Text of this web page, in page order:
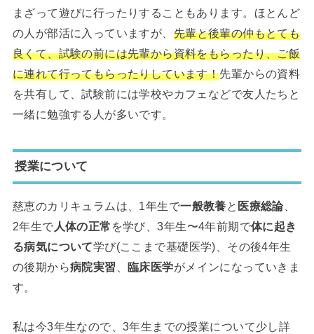
まざって遊びに行ったりすることもあります。ほとんど
の人が部活に入っていますが、 先輩と後輩の仲もとても
良くて、試験の前には先輩から資料をもらったり、ご飯
に連れて行ってもらったりしています！先輩からの資料
を共有して、試験前には学校やカフェなどで友人たちと
一緒に勉強する人が多いです。
授業について
慈恵のカリキュラムは、1年生で一般教養と 医療総論、
2年生で 人体の正常 を学び、3年生〜4年前期で体に起き
る病気について学び(ここまで基礎医学)、その後4年生
の後期から病院実習 臨床医学がメインになっていきま
す。
私は今3年生なので、3年生までの授業について少し詳